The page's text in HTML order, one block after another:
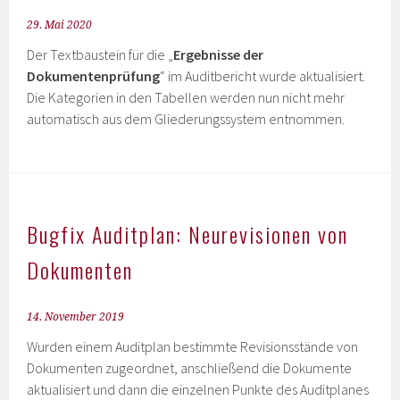
29. Mai 2020
Der Textbaustein für die „Ergebnisse der
Dokumentenprüfung“ im Auditbericht wurde aktualisiert.
Die Kategorien in den Tabellen werden nun nicht mehr
automatisch aus dem Gliederungssystem entnommen.
Bugfix Auditplan: Neurevisionen von
Dokumenten
14. November 2019
Wurden einem Auditplan bestimmte Revisionsstände von
Dokumenten zugeordnet, anschließend die Dokumente
aktualisiert und dann die einzelnen Punkte des Auditplanes